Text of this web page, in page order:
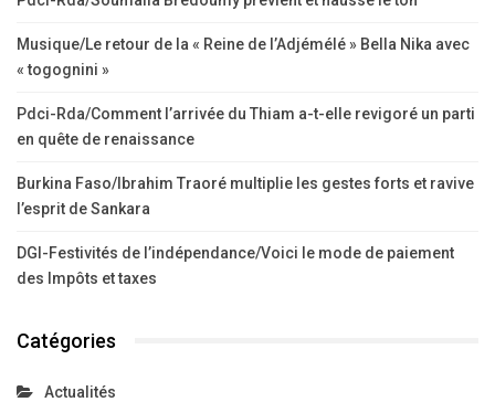
Musique/Le retour de la « Reine de l’Adjémélé » Bella Nika avec
« togognini »
Pdci-Rda/Comment l’arrivée du Thiam a-t-elle revigoré un parti
en quête de renaissance
Burkina Faso/Ibrahim Traoré multiplie les gestes forts et ravive
l’esprit de Sankara
DGI-Festivités de l’indépendance/Voici le mode de paiement
des Impôts et taxes
Catégories
Actualités